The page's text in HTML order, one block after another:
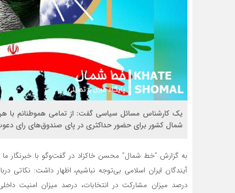
یک کارشناس مسائل سیاسی گفت: از تمامی هموطنانم با
شمال کشور برای حضور حداکثری در پای صندوق‌های رای
به گزارش “خط شمال” محسن خاکزاد در گفت‌وگو با خبرنگار
آیندگان ایران اسلامی بی‌توجه نباشیم، اظهار داشت: نکاتی
درصد میزان مشارکت در انتخابات، درصد میزان امنیت